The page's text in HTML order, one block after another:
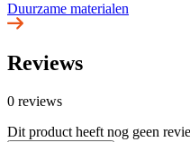
Duurzame materialen
Reviews
0 reviews
Dit product heeft nog geen